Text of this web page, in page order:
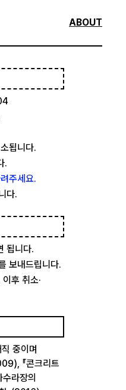
ABOUT
됩니다.
.
주세요.
다.
됩니다.
보내드립니다.
후 취소·
중이며
『콘크리트
라장의